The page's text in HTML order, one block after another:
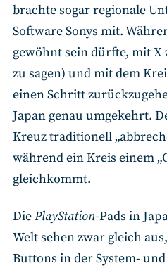
brachte sogar regionale
Software Sonys mit.
gewöhnt sein dürfte, mit X
zu sagen) und mit dem
einen Schritt
Japan genau umgekehrt.
Kreuz traditionell
während ein Kreis einem
gleichkommt.
DiePlayStation-Pads in
Welt sehen zwar gleich
Buttons in der System-